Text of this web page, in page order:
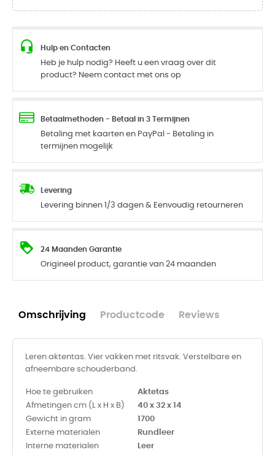
Hulp en Contacten
Heb je hulp nodig? Heeft u een vraag over dit
product? Neem contact met ons op
Betaalmethoden - Betaal in 3 Termijnen
Betaling met kaarten en PayPal - Betaling in
termijnen mogelijk
Levering
Levering binnen 1/3 dagen & Eenvoudig retourneren
24 Maanden Garantie
Origineel product, garantie van 24 maanden
Omschrijving Productcode Reviews
Leren aktentas. Vier vakken met ritsvak. Verstelbare en
afneembare schouderband.
Hoe te gebruiken
Aktetas
Afmetingen cm (L x H x B)
40 x 32 x 14
Gewicht in gram
1700
Externe materialen
Rundleer
Interne materialen
Leer